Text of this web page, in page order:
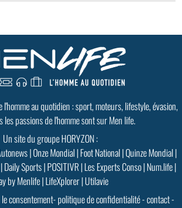
l'homme au quotidien : sport, moteurs, lifestyle, évasion,
les passions de l'homme sont sur Men life.
Un site du groupe HORYZON :
|Onze Mondial|Foot National|Quinze Mondial|
Daily Sports|POSITIVR|Les Experts Conso|Num.life|
by Menlife|LifeXplorer|Utilavie
consentement-politique de confidentialité-contact-